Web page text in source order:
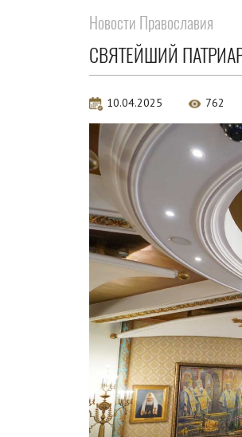
Новости Православия
СВЯТЕЙШИЙ
10.04.2025 762